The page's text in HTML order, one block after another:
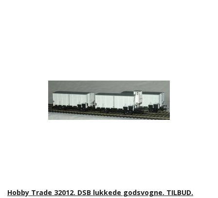
Hobby Trade 32012. DSB lukkede godsvogne. TILBUD.